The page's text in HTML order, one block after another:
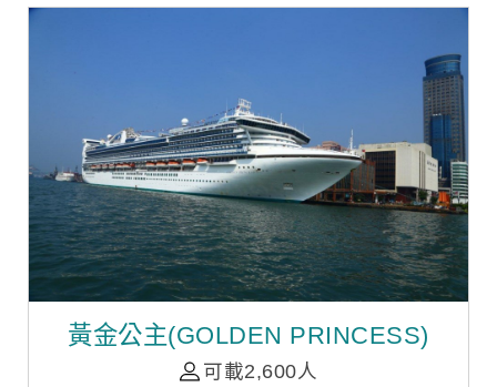
黃金公主(GOLDEN PRINCESS)
可載2,600人